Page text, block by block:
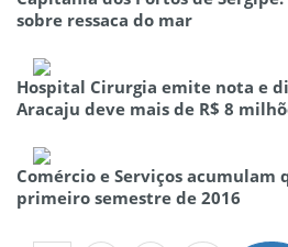
sobre ressaca do mar
Hospital Cirurgia emite nota e
Aracaju deve mais de R$ 8
Comércio e Serviços acumulam
primeiro semestre de 2016